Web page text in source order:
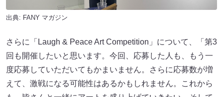
出典: FANY マガジン
さらに「Laugh & Peace Art Competition」について、「第3
回も開催したいと思います。今回、応募した人も、もう一
度応募していただいてもかまいません。さらに応募数が増
えて、激戦になる可能性はあるかもしれません。これから